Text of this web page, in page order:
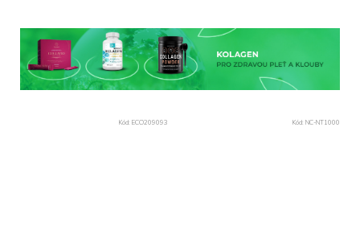
Kód: ECO209093 Kód: NC-NT1000